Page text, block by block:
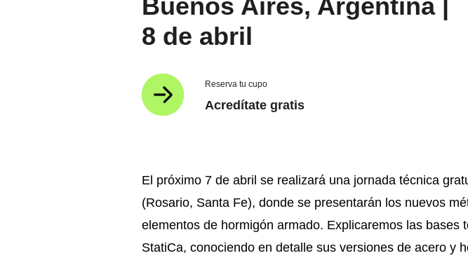
navegación
Buenos Aires, Argentina |
8 de abril
Reserva tu cupo
Acredítate gratis
El próximo 7 de abril se realizará una jornada técnica
(Rosario, Santa Fe), donde se presentarán los nuevos
elementos de hormigón armado. Explicaremos las
StatiCa, conociendo en detalle sus versiones de acero y